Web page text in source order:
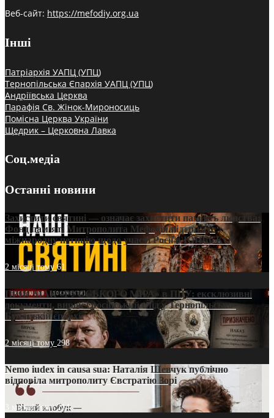
Веб-сайт: https://mefodiy.org.ua
Інші
Патріархія УАПЦ (УПЦ)
Тернопільська Єпархія УАПЦ (УПЦ)
Андріївська Церква
Парафія Св. Жінок-Мироносиць
Помісна Церква України
Щедрик – Церковна Лавка
Соц.медіа
Останні новини
Захистити святині — означає захистити пам’ять людства:
Фонд пам’яті Митрополита Мефодія підтримує
міжнародну петицію щодо участі Росії в ЮНЕСКО
2 місяці тому61
ПРИСМАК «РУССЬКОГО МІРА» в ПЦУ: ексклюзивні
документи, вирок і російський слід у Тернопільсько-
Бучацькій єпархії
2 місяці тому 298
Nemo iudex in causa sua: Наталія Шевчук публічно
відповіла митрополиту Євстратію Зорі
3 місяці тому214